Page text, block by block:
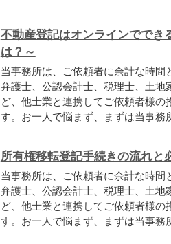
不動産登記はオンラインででき
は？～
当事務所は、ご依頼者に余計な時間
弁護士、公認会計士、税理士、土地
ど、他士業と連携してご依頼者様の
す。お一人で悩まず、まずは当事務
所有権移転登記手続きの流れと
当事務所は、ご依頼者に余計な時間
弁護士、公認会計士、税理士、土地
ど、他士業と連携してご依頼者様の
す。お一人で悩まず、まずは当事務